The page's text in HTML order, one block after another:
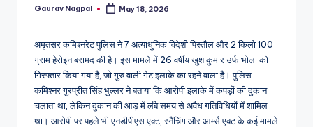
Posted
Gaurav Nagpal May 18, 2026
अमृतसर कमिश्नरेट पुलिस ने 7 अत्याधुनिक विदेशी पिस्तौल और 2 किलो 100
ग्राम हेरोइन बरामद की है। इस मामले में 26 वर्षीय खुश कुमार उर्फ भोला को
गिरफ्तार किया गया है, जो गुरु वाली गेट इलाके का रहने वाला है। पुलिस
कमिश्नर गुरप्रीत सिंह भुल्लर ने बताया कि आरोपी इलाके में कपड़ों की दुकान
चलाता था, लेकिन दुकान की आड़ में लंबे समय से अवैध गतिविधियों में शामिल
था। आरोपी पर पहले भी एनडीपीएस एक्ट, स्नैचिंग और आर्म्स एक्ट के कई मामले